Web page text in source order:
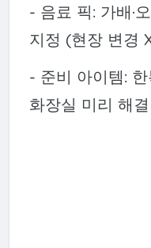
- 음료 픽: 가배·
지정 (현장 변경
- 준비 아이템:
화장실 미리 해